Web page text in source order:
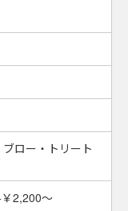
ブロー・トリート
2,200～